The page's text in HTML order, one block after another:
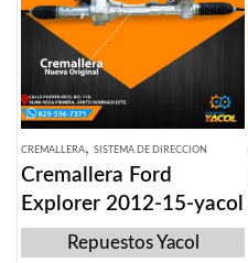
CREMALLERA, SISTEMA DE DIRECCION
Cremallera Ford
Explorer 2012-15-yacol
Repuestos Yacol